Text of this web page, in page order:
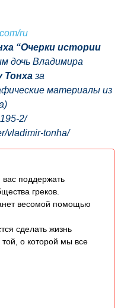
ru
“Очерки истории
дочь Владимира
Тонха за
материалы из
2/
vladimir-tonha/
поддержать
греков.
весомой помощью
сделать жизнь
о которой мы все